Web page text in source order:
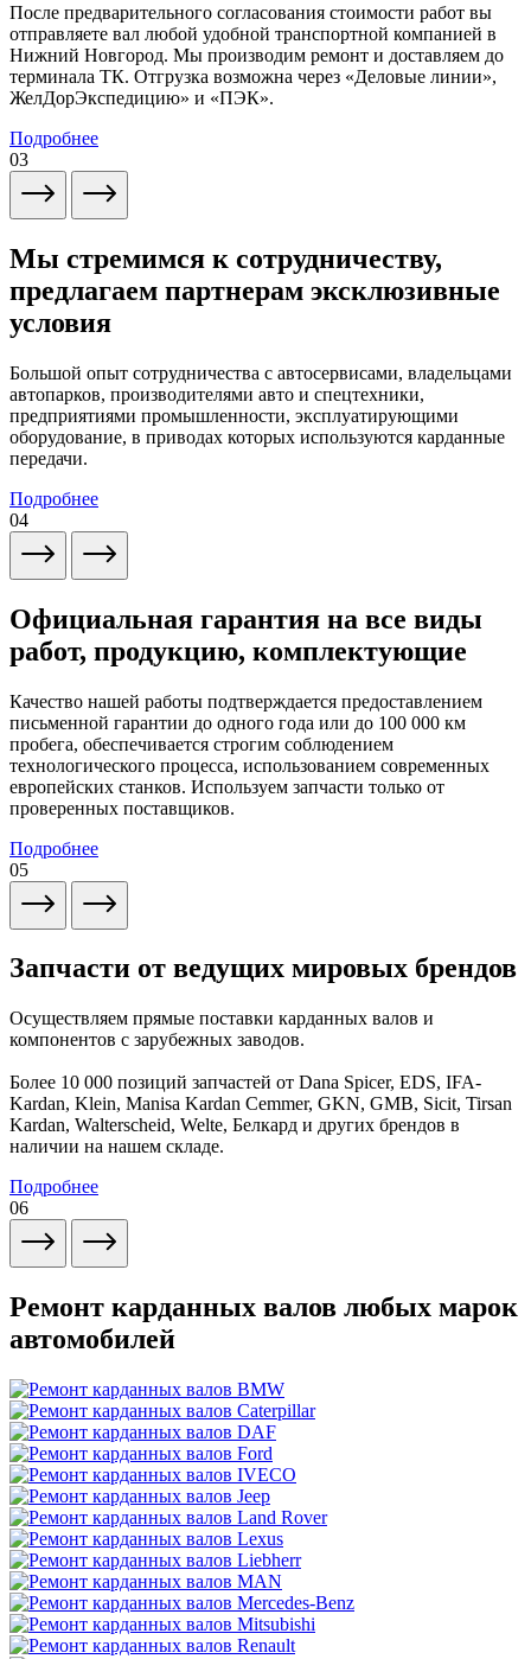
После предварительного согласования стоимости работ вы
отправляете вал любой удобной транспортной компанией в
Нижний Новгород. Мы производим ремонт и доставляем до
терминала ТК. Отгрузка возможна через «Деловые линии»,
ЖелДорЭкспедицию» и «ПЭК».
Подробнее
03
Мы стремимся к сотрудничеству,
предлагаем партнерам эксклюзивные
условия
Большой опыт сотрудничества с автосервисами, владельцами
автопарков, производителями авто и спецтехники,
предприятиями промышленности, эксплуатирующими
оборудование, в приводах которых используются карданные
передачи.
Подробнее
04
Официальная гарантия на все виды
работ, продукцию, комплектующие
Качество нашей работы подтверждается предоставлением
письменной гарантии до одного года или до 100 000 км
пробега, обеспечивается строгим соблюдением
технологического процесса, использованием современных
европейских станков. Используем запчасти только от
проверенных поставщиков.
Подробнее
05
Запчасти от ведущих мировых брендов
Осуществляем прямые поставки карданных валов и
компонентов с зарубежных заводов.
Более 10 000 позиций запчастей от Dana Spicer, EDS, IFA-
Kardan, Klein, Manisa Kardan Cemmer, GKN, GMB, Sicit, Tirsan
Kardan, Walterscheid, Welte, Белкард и других брендов в
наличии на нашем складе.
Подробнее
06
Ремонт карданных валов любых марок
автомобилей